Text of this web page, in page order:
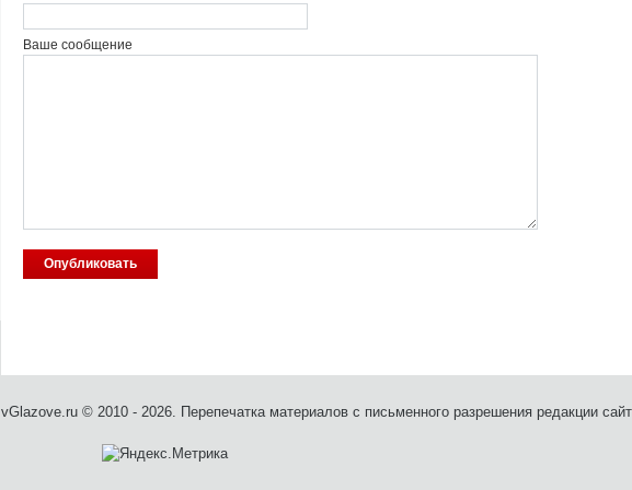
Ваше сообщение
vGlazove.ru © 2010 - 2026. Перепечатка материалов с письменного разрешения редакции